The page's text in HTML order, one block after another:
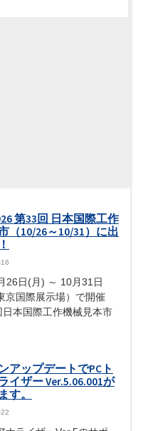
第33回 日本国際工作
（10/26～10/31）に出
26日(月) ～ 10月31日
京国際展示場）で開催
本国際工作機械見本市
アップデートでPCト
イザー Ver.5.06.001が
す。